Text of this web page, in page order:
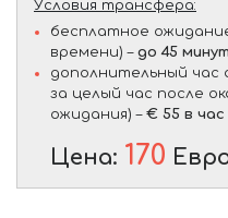
Условия трансфера:
бесплатное
времени) – до 45 минут
дополнительный час
за целый час после
ожидания) – € 55 в час
Цена: 170